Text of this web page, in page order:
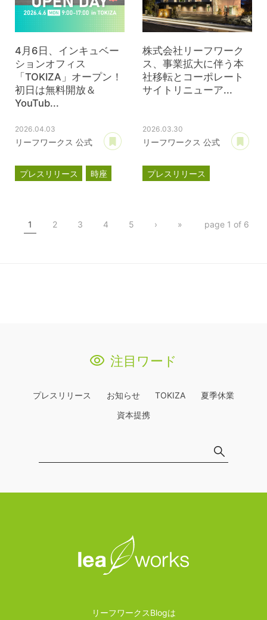
4月6日、インキュベー
ションオフィス
「TOKIZA」オープン！
初日は無料開放＆
YouTub...
2026.04.03
リーフワークス 公式
あとで読む
プレスリリース
時座
株式会社リーフワーク
ス、事業拡大に伴う本
社移転とコーポレート
サイトリニューア...
2026.03.30
リーフワークス 公式
プレスリリース
1 2 3 4 5 › » page 1 of 6
注目ワード
プレスリリース お知らせ TOKIZA
夏季休業
資本提携
リーフワークスBlogは